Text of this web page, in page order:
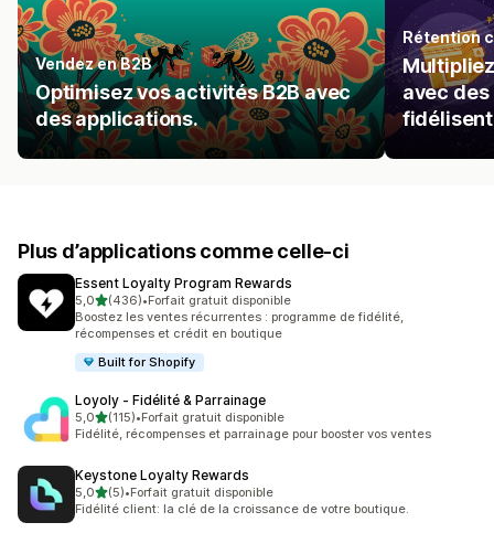
Vendez en B2B
Optimisez vos activités B2B avec
des applications.
Rétention
avec
Plus d’applications comme celle-ci
Essent Loyalty Program Rewards
5,0étoile(s) sur 5
(436)
436 avis au total
•Forfait gratuit disponible
Boostez les ventes récurrentes : programme de fidélité,
récompenses et crédit en boutique
Built for Shopify
Loyoly ‑ Fidélité & Parrainage
5,0étoile(s) sur 5
(115)
115 avis au total
•Forfait gratuit disponible
Fidélité, récompenses et parrainage pour booster vos ventes
Keystone Loyalty Rewards
5,0étoile(s) sur 5
(5)
5 avis au total
•Forfait gratuit disponible
Fidélité client: la clé de la croissance de votre boutique.